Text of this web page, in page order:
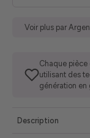
Voir plus par
Chaque pièce
utilisant des
génération en
Description